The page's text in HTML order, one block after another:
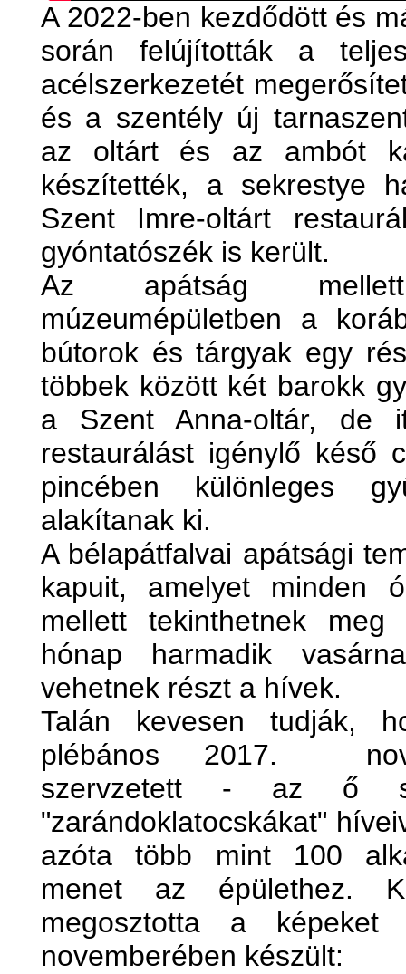
A 2022-ben kezdődött és
során felújították a
acélszerkezetét
és a szentély új
az oltárt és az ambót
készítették, a sekrestye
Szent Imre-oltárt
gyóntatószék is került.
Az apátság
múzeumépületben a
bútorok és tárgyak egy
többek között két barokk
a Szent Anna-oltár, de
restaurálást igénylő késő
pincében különleges
alakítanak ki.
A bélapátfalvai apátsági
kapuit, amelyet minden
mellett tekinthetnek
hónap harmadik
vehetnek részt a hívek.
Talán kevesen tudják,
plébános 2017.
szervzetett - az ő
"zarándoklatocskákat"
azóta több mint 100
menet az épülethez.
megosztotta a
novemberében készült: